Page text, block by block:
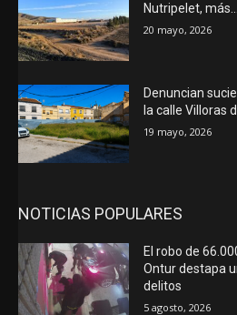
Nutripelet, más…
20 mayo, 2026
Denuncian
la calle Villoras
19 mayo, 2026
NOTICIAS POPULARES
El robo de
Ontur destapa
delitos
5 agosto, 2026